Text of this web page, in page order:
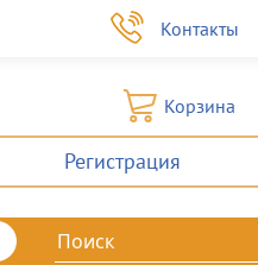
Контакты
Корзина
Регистрация